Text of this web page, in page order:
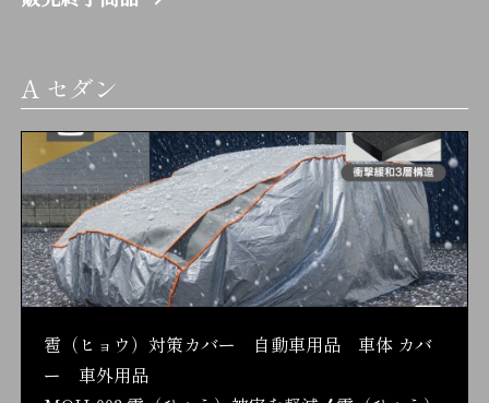
A セダン
雹（ヒョウ）対策カバー 自動車用品 車体 カバ
ー 車外用品